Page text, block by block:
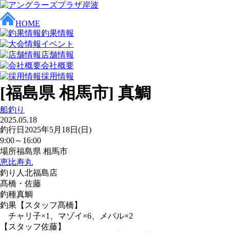
HOME
釣果情報
イベント
店舗情報
会社概要
採用情報
[福島県 相馬市] 真鯛
船釣り
2025.05.18
釣行日 2025年5月18日(日)
9:00～16:00
場所福島県 相馬市
恵比寿丸
釣り人 北福島店
髙橋・佐藤
釣種真鯛
釣果 【スタッフ髙橋】
チャリ子×1、マゾイ×6、メバル×2
【スタッフ佐藤】